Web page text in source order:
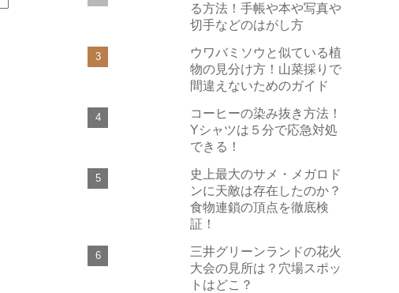
る方法！手帳や本や写真や
切手などのはがし方
ウワバミソウと似ている植
物の見分け方！山菜採りで
間違えないためのガイド
コーヒーの染み抜き方法！
Yシャツは５分で応急対処
できる！
史上最大のサメ・メガロド
ンに天敵は存在したのか？
食物連鎖の頂点を徹底検
証！
三井グリーンランドの花火
大会の見所は？穴場スポッ
トはどこ？